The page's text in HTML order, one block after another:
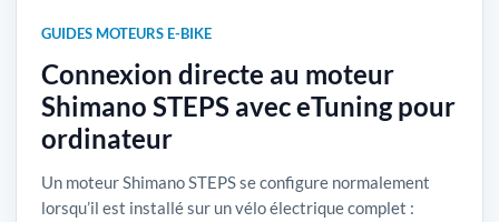
GUIDES MOTEURS E-BIKE
Connexion directe au moteur
Shimano STEPS avec eTuning pour
ordinateur
Un moteur Shimano STEPS se configure normalement
lorsqu’il est installé sur un vélo électrique complet :